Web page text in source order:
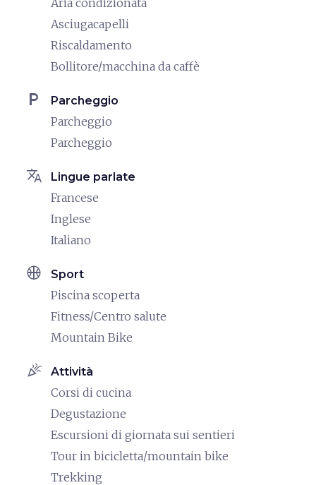
Aria condizionata
Asciugacapelli
Riscaldamento
Bollitore/macchina da caffè
local_parking Parcheggio
Parcheggio
Parcheggio
translate Lingue parlate
Francese
Inglese
Italiano
sports_basketball Sport
Piscina scoperta
Fitness/Centro salute
Mountain Bike
celebration Attività
Corsi di cucina
Degustazione
Escursioni di giornata sui sentieri
Tour in bicicletta/mountain bike
Trekking